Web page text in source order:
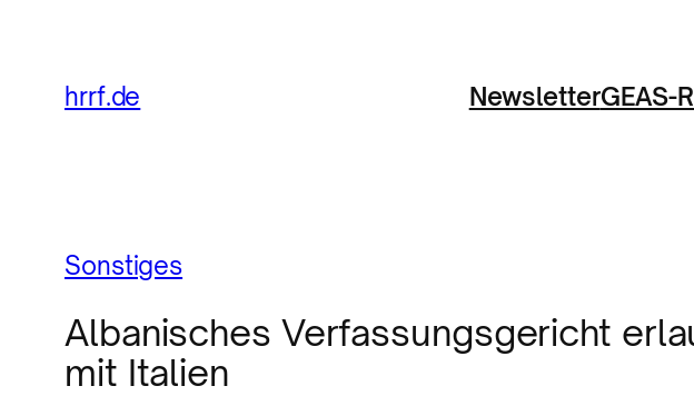
hrrf.de NewsletterGEAS-
Sonstiges
Albanisches Verfassungsgericht
mit Italien